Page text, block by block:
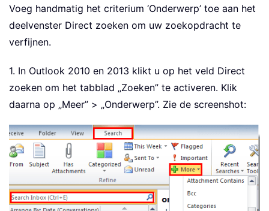
Voeg handmatig het criterium ‘Onderwerp’ toe aan het
deelvenster Direct zoeken om uw zoekopdracht te
verfijnen.
1. In Outlook 2010 en 2013 klikt u op het veld Direct
zoeken om het tabblad „Zoeken” te activeren. Klik
daarna op „Meer” > „Onderwerp”. Zie de screenshot: